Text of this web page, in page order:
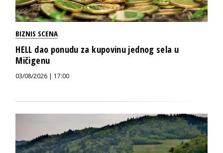
BIZNIS SCENA
HELL dao ponudu za kupovinu jednog sela u
Mičigenu
03/08/2026 | 17:00